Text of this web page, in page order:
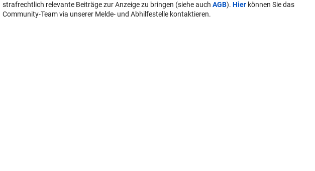
strafrechtlich relevante Beiträge zur Anzeige zu bringen (siehe auch AGB). Hier können Sie das
Community-Team via unserer Melde- und Abhilfestelle kontaktieren.